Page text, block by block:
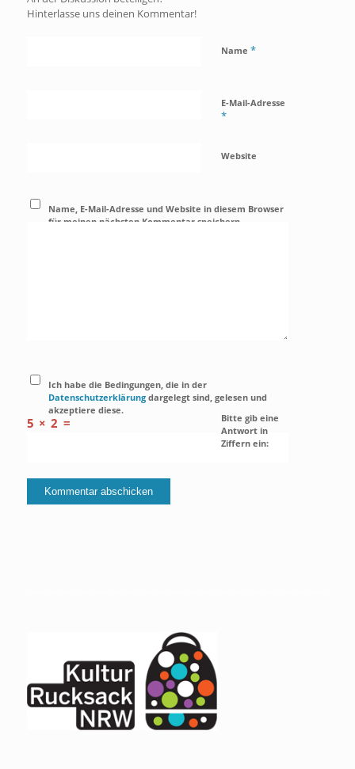
Hinterlasse uns deinen Kommentar!
Name *
E-Mail-Adresse
*
Website
Name, E-Mail-Adresse und Website in diesem Browser
für meinen nächsten Kommentar speichern.
Ich habe die Bedingungen, die in der
Datenschutzerklärung dargelegt sind, gelesen und
akzeptiere diese.
Bitte gib eine
Antwort in
Ziffern ein:
5 × 2 =